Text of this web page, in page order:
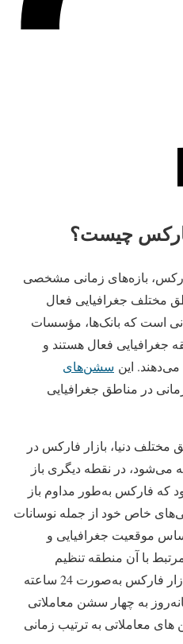
چیست؟
بازه‌های زمانی مشخصی
مختلف جغرافیایی فعال
است که بانک‌ها، مؤسسات
جغرافیایی فعال هستند و
این سشن‌های
در مناطق جغرافیایی
مختلف دنیا، بازار فارکس در
می‌شود، در نقطه دیگری باز
فارکس به‌طور مداوم باز
خاص خود از جمله نوسانات
موقعیت جغرافیایی و
با آن منطقه تنظیم
می‌شود. همانطور که می‌دانید بازار فارکس به‌صورت 24 ساعته
به چهار سشن معاملاتی
معاملاتی به ترتیب زمانی